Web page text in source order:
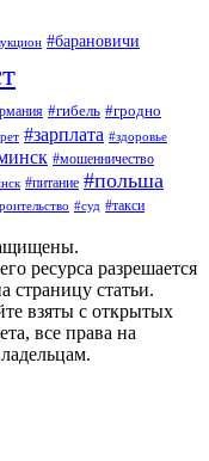
#барановичи
#гибель #гродно
#зарплата #здоровье
#мошенничество
#питание #польша
#суд #такси
ресурса разрешается
страницу статьи.
взяты с открытых
все права на